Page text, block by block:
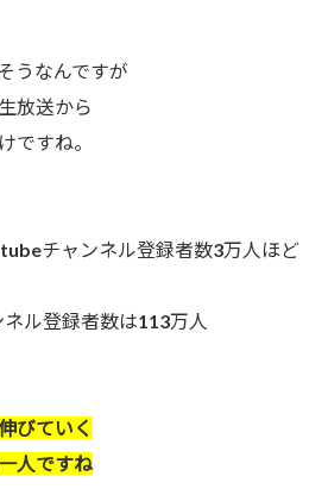
うなんですが
放送から
ですね。
チャンネル登録者数3万人ほど
ル登録者数は113万人
びていく
人ですね